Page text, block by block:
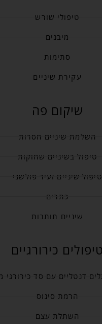
טיפולי שורש
מיבנים
סתימות
עקירת שיניים
שיקום פה
השלמת שיניים חסרות
טיפול בשיניים שחוקות
שיניים זעיר פולשני
כתרים
שיניים תותבות
כירורגיים
דנטליים עם סד כירורגי
הרמת סינוס
השתלת עצם